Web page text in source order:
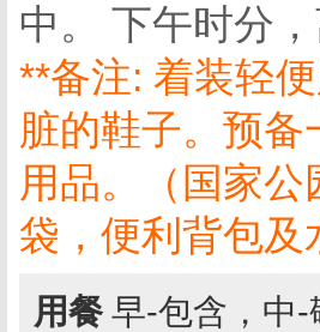
中。 下午时分
**备注: 着装轻
脏的鞋子。预
用品。（国家
袋，便利背包及
用餐 早-包含，中